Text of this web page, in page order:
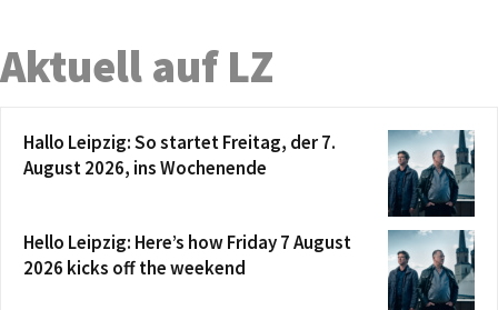
Aktuell auf LZ
Hallo Leipzig: So startet Freitag, der 7.
August 2026, ins Wochenende
Hello Leipzig: Here’s how Friday 7 August
2026 kicks off the weekend